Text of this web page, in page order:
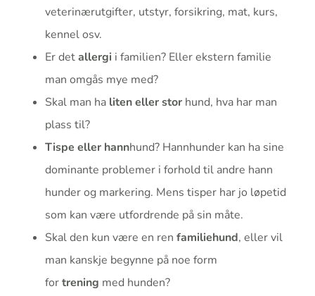
veterinærutgifter, utstyr, forsikring, mat, kurs,
kennel osv.
Er detallergi i familien? Eller ekstern familie
man omgås mye med?
Skal man ha liten eller stor hund, hva har man
plass til?
Tispe eller hannhund? Hannhunder kan ha sine
dominante problemer i forhold til andre hann
hunder og markering. Mens tisper har jo løpetid
som kan være utfordrende på sin måte.
Skal den kun være en ren familiehund, eller vil
man kanskje begynne på noe form
fortrening med hunden?